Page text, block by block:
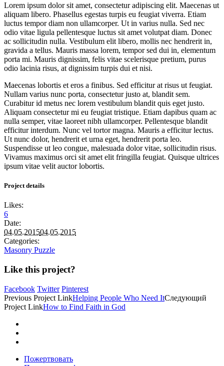
Lorem ipsum dolor sit amet, consectetur adipiscing elit. Maecenas ut
aliquam libero. Phasellus egestas turpis eu feugiat viverra. Etiam
luctus tempor diam non ullamcorper. Ut in varius nulla. Sed nec
odio vitae ligula pellentesque luctus sit amet volutpat diam. Donec
ac sollicitudin nulla. Vestibulum elit libero, mollis nec hendrerit in,
gravida a tellus. Mauris massa lorem, tempor sed dui in, elementum
porta mi. Mauris dignissim, felis vitae scelerisque pretium, purus
odio lacinia risus, at dignissim turpis dui et nisi.
Maecenas lobortis et eros a finibus. Sed efficitur at risus ut feugiat.
Nullam varius nunc porta, consectetur justo at, blandit sem.
Curabitur id metus nec lorem vestibulum blandit quis eget justo.
Aliquam consectetur mi eu feugiat tristique. Etiam dapibus quam ac
nulla semper, vitae laoreet nibh ullamcorper. Pellentesque blandit
efficitur interdum. Nunc vel tortor magna. Mauris a efficitur lectus.
Ut nunc dolor, hendrerit et urna eget, hendrerit porta leo.
Suspendisse ut leo congue, malesuada dolor vitae, sollicitudin risus.
Vivamus maximus orci sit amet elit fringilla feugiat. Quisque ultrices
ipsum vitae velit auctor lobortis.
Project details
Likes:
6
Date:
04.05.201504.05.2015
Categories:
Masonry Puzzle
Like this project?
Facebook Twitter Pinterest
Previous Project LinkHelping People Who Need ItСледующий
Project LinkHow to Find Faith in God
Пожертвовать